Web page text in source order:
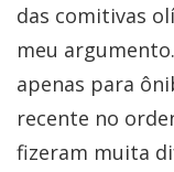
das comitivas
meu
apenas para
recente no
fizeram muita